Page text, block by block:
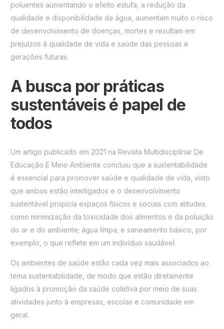
poluentes aumentando o efeito estufa, a redução da
qualidade e disponibilidade da água, aumentam muito o risco
de desenvolvimento de doenças, mortes e resultam em
prejuízos à qualidade de vida e saúde das pessoas e
gerações futuras.
A busca por práticas
sustentáveis é papel de
todos
Um artigo publicado em 2021 na Revista Multidisciplinar De
Educação E Meio Ambiente concluiu que a sustentabilidade
é essencial para promover saúde e qualidade de vida, visto
que ambos estão interligados e o desenvolvimento
sustentável propicia espaços físicos e sociais com atitudes
como minimização da toxicidade dos alimentos e da poluição
do ar e do ambiente; água limpa; e saneamento básico, por
exemplo, o que reflete em um indivíduo saudável.
Os ambientes de saúde estão cada vez mais associados ao
tema sustentabilidade, de modo que estão diretamente
ligados à promoção da saúde coletiva por meio de suas
atividades junto à empresas, escolas e comunidade em
geral.